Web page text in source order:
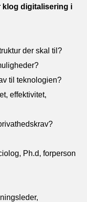
klog digitalisering i
der skal til?
til teknologien?
effektivitet,
Ph.d, forperson